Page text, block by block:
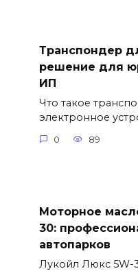
Транспондер
решение для
ИП
Что такое
электронное
0 89
Моторное
30:
автопарков
Лукойл Люкс 5W-